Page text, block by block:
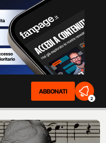
ABBONATI
2